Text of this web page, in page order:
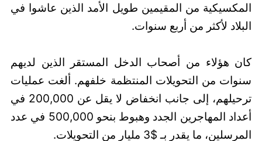
المكسيكية من المقيمين طويل الأمد الذين عاشوا في
البلاد لأكثر من أربع سنوات.
كان هؤلاء من أصحاب الدخل المستقر الذين لديهم
سنوات من التحويلات المنتظمة خلفهم. ألغت عمليات
ترحيلهم، إلى جانب انخفاض لا يقل عن 200,000 في
أعداد المهاجرين الجدد وهبوط بنحو 500,000 في عدد
المرسلين، ما يقدر بـ $3 مليار من التحويلات.